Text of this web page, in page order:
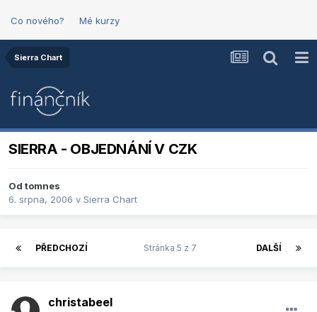
Co nového? Mé kurzy
Sierra Chart
SIERRA - OBJEDNÁNÍ V CZK
Od tomnes
6. srpna, 2006 v Sierra Chart
PŘEDCHOZÍ DALŠÍ
Stránka 5 z 7
christabeel